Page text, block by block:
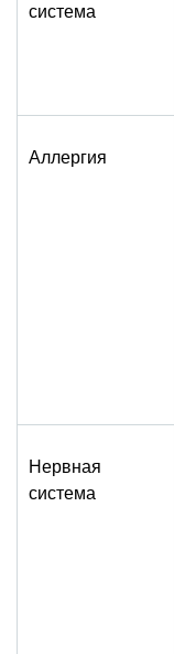
система
Аллергия
Нервная
система